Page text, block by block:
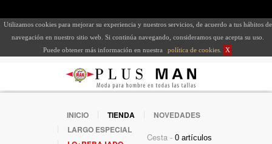
Utilizamos cookies para mejorar su experiencia y nuestros servicios, de acuerdo a tus hábitos de
navegación en nuestro sitio web. Si continúa navegando, consideramos que acepta su uso.
Puede obtener más información en nuestra
política de cookies X
INICIO TIENDA
NOVEDADES
LARGO ESPECIAL
Cesta -